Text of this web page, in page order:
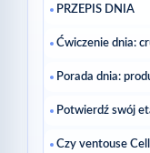
PRZEPIS DNIA
Ćwiczenie dnia:
Porada dnia:
Potwierdź swój
Czy ventouse